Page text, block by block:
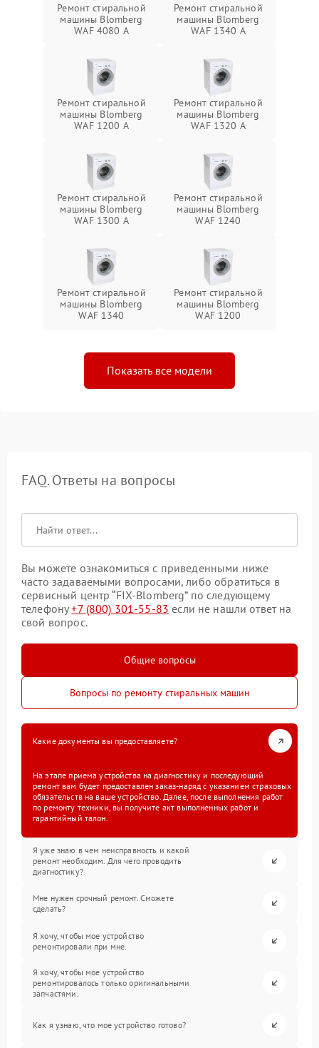
Ремонт стиральной
машины Blomberg
WAF 4080 A
Ремонт стиральной
машины Blomberg
WAF 1340 A
Ремонт стиральной
машины Blomberg
WAF 1200 A
Ремонт стиральной
машины Blomberg
WAF 1320 A
Ремонт стиральной
машины Blomberg
WAF 1300 A
Ремонт стиральной
машины Blomberg
WAF 1240
Ремонт стиральной
машины Blomberg
WAF 1340
Ремонт стиральной
машины Blomberg
WAF 1200
Показать все модели
FAQ. Ответы на вопросы
Вы можете ознакомиться с приведенными ниже
часто задаваемыми вопросами, либо обратиться в
сервисный центр “FIX-Blomberg” по следующему
телефону+7 (800) 301-55-83 если не нашли ответ на
свой вопрос.
Общие вопросы
Вопросы по ремонту стиральных машин
Какие документы вы предоставляете?
На этапе приема устройства на диагностику и последующий
ремонт вам будет предоставлен заказ-наряд с указанием страховых
обязательств на ваше устройство. Далее, после выполнения работ
по ремонту техники, вы получите акт выполненных работ и
гарантийный талон.
Я уже знаю в чем неисправность и какой
ремонт необходим. Для чего проводить
диагностику?
Мне нужен срочный ремонт. Сможете
сделать?
Я хочу, чтобы мое устройство
ремонтировали при мне.
Я хочу, чтобы мое устройство
ремонтировалось только оригинальными
запчастями.
Как я узнаю, что мое устройство готово?